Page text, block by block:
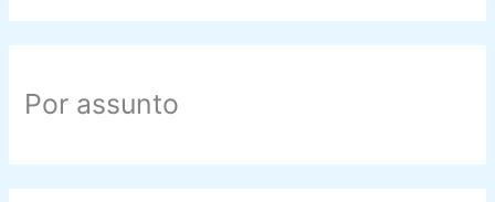
Por assunto